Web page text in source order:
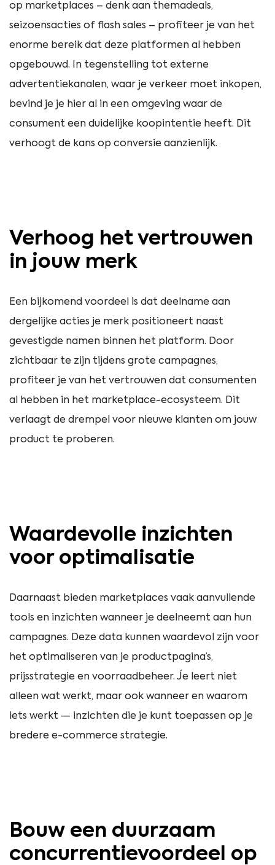
op marketplaces – denk aan themadeals,
seizoensacties of flash sales – profiteer je van het
enorme bereik dat deze platformen al hebben
opgebouwd. In tegenstelling tot externe
advertentiekanalen, waar je verkeer moet inkopen,
bevind je je hier al in een omgeving waar de
consument een duidelijke koopintentie heeft. Dit
verhoogt de kans op conversie aanzienlijk.
Verhoog het vertrouwen
in jouw merk
Een bijkomend voordeel is dat deelname aan
dergelijke acties je merk positioneert naast
gevestigde namen binnen het platform. Door
zichtbaar te zijn tijdens grote campagnes,
profiteer je van het vertrouwen dat consumenten
al hebben in het marketplace-ecosysteem. Dit
verlaagt de drempel voor nieuwe klanten om jouw
product te proberen.
Waardevolle inzichten
voor optimalisatie
Daarnaast bieden marketplaces vaak aanvullende
tools en inzichten wanneer je deelneemt aan hun
campagnes. Deze data kunnen waardevol zijn voor
het optimaliseren van je productpagina’s,
prijsstrategie en voorraadbeheer. Je leert niet
alleen wat werkt, maar ook wanneer en waarom
iets werkt — inzichten die je kunt toepassen op je
bredere e-commerce strategie.
Bouw een duurzaam
concurrentievoordeel op